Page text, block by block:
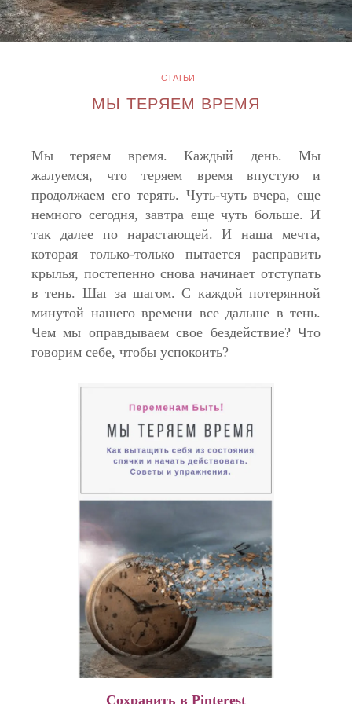
СТАТЬИ
МЫ ТЕРЯЕМ ВРЕМЯ
Мы теряем время. Каждый день. Мы
жалуемся, что теряем время впустую и
продолжаем его терять. Чуть-чуть вчера, еще
немного сегодня, завтра еще чуть больше. И
так далее по нарастающей. И наша мечта,
которая только-только пытается расправить
крылья, постепенно снова начинает отступать
в тень. Шаг за шагом. С каждой потерянной
минутой нашего времени все дальше в тень.
Чем мы оправдываем свое бездействие? Что
говорим себе, чтобы успокоить?
Сохранить в Pinterest